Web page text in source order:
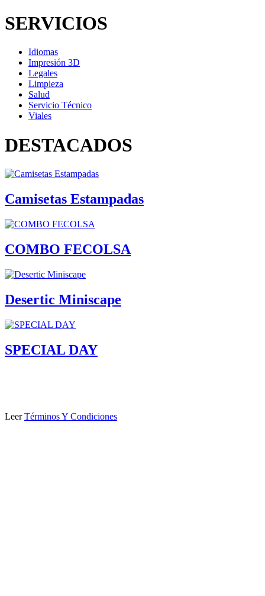
SERVICIOS
Idiomas
Impresión 3D
Legales
Limpieza
Salud
Servicio Técnico
Viales
DESTACADOS
Camisetas Estampadas
COMBO FECOLSA
Desertic Miniscape
SPECIAL DAY
LeerTérminos Y Condiciones